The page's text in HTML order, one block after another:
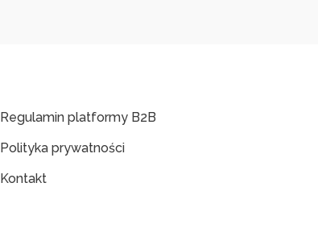
Regulamin platformy B2B
Polityka prywatności
Kontakt